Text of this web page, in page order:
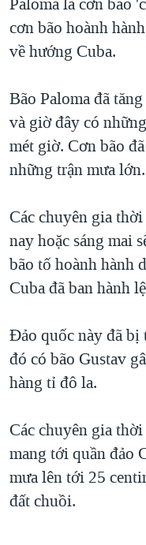
hướng
chính
Đi
"Tìm"
MỤC
TỰ DO BÁO CHÍ
NGƯỜI VIỆT HẢI
ĐỜI SỐNG
KINH TẾ
SỨC KHOẺ
VĂN HOÁ
THỂ THAO
CHUYÊN ĐỀ
HÀNH TRÌNH BẦU CỬ
MỘT NĂM CHIẾN
GIẢI MÃ VÀNH ĐAI &
TRỊNH VĨNH BÌNH -
GROUND ZERO –
CHI PHÍ CHIẾN
THƯỢNG ĐỈNH
TRỊNH VĨNH BÌNH
BÊN KIA QUỐC LỘ:
QUAN HỆ VIỆT MỸ
VIDEO
NGHE
MẠNG XÃ HỘI
Ngôn ngữ khác
cơn bão hoành
về hướng Cuba.
Bão Paloma đã
và giờ đây có
mét giờ. Cơn bão
những trận mưa lớn.
Các chuyên gia
nay hoặc sáng mai
bão tố hoành hành
Cuba đã ban hành
Đảo quốc này đã bị
đó có bão Gustav
hàng tỉ đô la.
Các chuyên gia
mang tới quần đảo
mưa lên tới 25
đất chuồi.